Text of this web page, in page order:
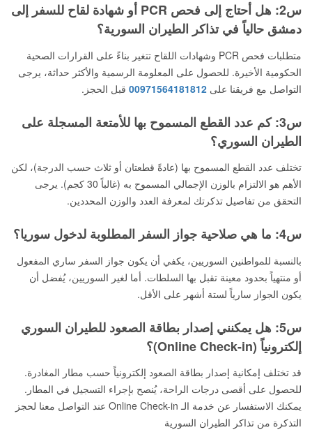
س2: هل أحتاج إلى فحص PCR أو شهادة لقاح للسفر إلى
دمشق حالياً في تذاكر الطيران السورية؟
متطلبات فحص PCR وشهادات اللقاح تتغير بناءً على القرارات الصحية
الحكومية الأخيرة. للحصول على المعلومة الرسمية والأكثر حداثة، يرجى
التواصل مع فريقنا على 00971564181812 قبل الحجز.
س3: كم عدد القطع المسموح بها للأمتعة المسجلة على
الطيران السوري؟
تختلف عدد القطع المسموح بها (عادةً قطعتان أو ثلاث حسب الدرجة)، لكن
الأهم هو الالتزام بالوزن الإجمالي المسموح به (غالباً 30 كجم). يرجى
التحقق من تفاصيل تذكرتك لمعرفة العدد والوزن المحددين.
س4: ما هي صلاحية جواز السفر المطلوبة لدخول سوريا؟
بالنسبة للمواطنين السوريين، يكفي أن يكون جواز السفر ساري المفعول
أو منتهياً بحدود معينة تقبل بها السلطات. أما لغير السوريين، يُفضل أن
يكون الجواز سارياً لستة أشهر على الأقل.
س5: هل يمكنني إصدار بطاقة الصعود للطيران السوري
إلكترونياً (Online Check-in)؟
قد تختلف إمكانية إصدار بطاقة الصعود إلكترونياً حسب مطار المغادرة.
للحصول على أقصى درجات الراحة، يُنصح بإجراء التسجيل في المطار.
يمكنك الاستفسار عن خدمة الـ Online Check-in عند التواصل معنا لحجز
التذكرة من تذاكر الطيران السورية